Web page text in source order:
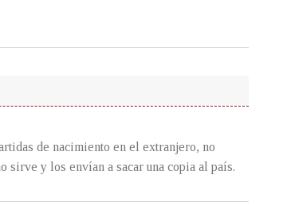
de nacimiento en el extranjero, no
sirve y los envían a sacar una copia al país.